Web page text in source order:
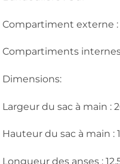
Compartiment externe :
Compartiments internes
Dimensions:
Largeur du sac à main :
Hauteur du sac à main :
Longueur des anses :